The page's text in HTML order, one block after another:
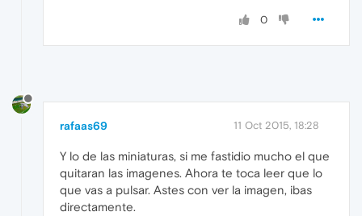
0
rafaas69 11 Oct 2015, 18:28
Y lo de las miniaturas, si me fastidio mucho el que
quitaran las imagenes. Ahora te toca leer que lo
que vas a pulsar. Astes con ver la imagen, ibas
directamente.